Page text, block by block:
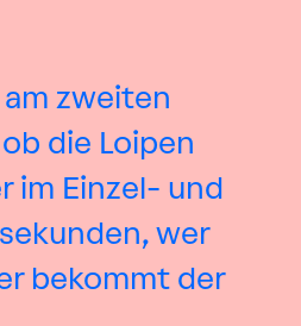
zweiten
die Loipen
im Einzel- und
wer
bekommt der